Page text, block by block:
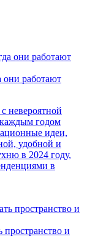
они работают
невероятной
годом
идеи,
удобной и
в 2024 году,
в
пространство и